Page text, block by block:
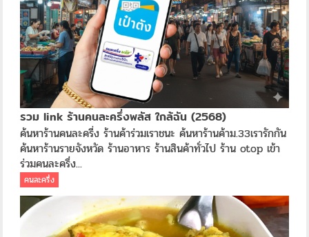
รวม link ร้านคนละครึ่งพลัส ใกล้ฉัน (2568)
ค้นหาร้านคนละครี่ง ร้านค้าร่วมเราชนะ ค้นหาร้านค้าม.33เรารักกัน
ค้นหาร้านรายจังหวัด ร้านอาหาร ร้านสินค้าทั่วไป ร้าน otop เข้า
ร่วมคนละครึ่ง...
คนละครึ่ง